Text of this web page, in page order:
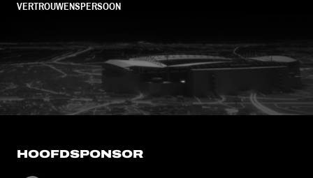
VERTROUWENSPERSOON
FC Utrecht<br>vanuit<br>het
HOOFDSPONSOR